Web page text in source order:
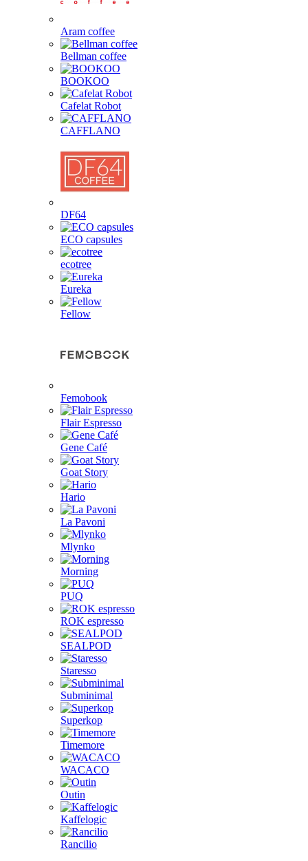
Aram coffee
Bellman coffee
BOOKOO
Cafelat Robot
CAFFLANO
DF64
ECO capsules
ecotree
Eureka
Fellow
Femobook
Flair Espresso
Gene Café
Goat Story
Hario
La Pavoni
Mlynko
Morning
PUQ
ROK espresso
SEALPOD
Staresso
Subminimal
Superkop
Timemore
WACACO
Outin
Kaffelogic
Rancilio